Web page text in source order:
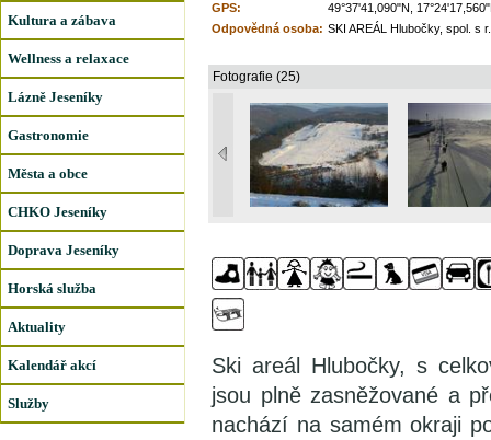
Kultura a zábava
Wellness a relaxace
Lázně Jeseníky
Gastronomie
Města a obce
CHKO Jeseníky
Doprava Jeseníky
Horská služba
Aktuality
Kalendář akcí
Služby
GPS:
49°37'41,090"N,
Odpovědná osoba: SKI AREÁL Hlubočky, spol. s
Fotografie (25)
Ski areál Hlubočky, s
jsou plně zasněžované a
nachází na samém okraji